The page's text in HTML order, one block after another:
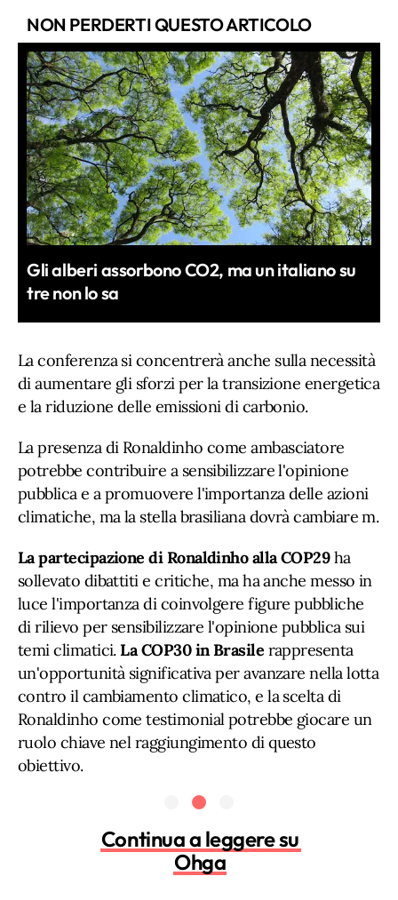
NON PERDERTI QUESTO ARTICOLO
Gli alberi assorbono CO2, ma un italiano su
tre non lo sa
La conferenza si concentrerà anche sulla necessità
di aumentare gli sforzi per la transizione energetica
e la riduzione delle emissioni di carbonio.
La presenza di Ronaldinho come ambasciatore
potrebbe contribuire a sensibilizzare l'opinione
pubblica e a promuovere l'importanza delle azioni
climatiche, ma la stella brasiliana dovrà cambiare m.
La partecipazione di Ronaldinho alla COP29ha
sollevato dibattiti e critiche, ma ha anche messo in
luce l'importanza di coinvolgere figure pubbliche
di rilievo per sensibilizzare l'opinione pubblica sui
temi climatici.La COP30 in Brasile rappresenta
un'opportunità significativa per avanzare nella lotta
contro il cambiamento climatico, e la scelta di
Ronaldinho come testimonial potrebbe giocare un
ruolo chiave nel raggiungimento di questo
obiettivo.
Continua a leggere su
Ohga